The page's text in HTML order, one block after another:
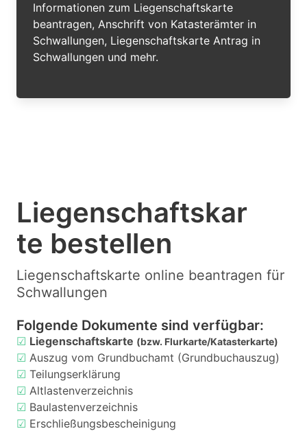
Informationen zum Liegenschaftskarte
beantragen, Anschrift von Katasterämter in
Schwallungen, Liegenschaftskarte Antrag in
Schwallungen und mehr.
Liegenschaftskar
te bestellen
Liegenschaftskarte online beantragen für
Schwallungen
Folgende Dokumente sind verfügbar:
☑ Liegenschaftskarte (bzw. Flurkarte/Katasterkarte)
☑ Auszug vom Grundbuchamt (Grundbuchauszug)
☑ Teilungserklärung
☑ Altlastenverzeichnis
☑ Baulastenverzeichnis
☑ Erschließungsbescheinigung